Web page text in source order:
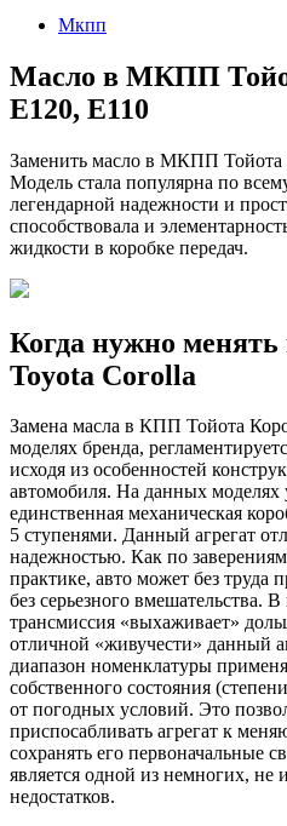
Мкпп
Масло в МКПП
E120, E110
Заменить масло в МКПП Тойота
Модель стала популярна по
легендарной надежности и
способствовала и
жидкости в коробке передач.
Когда нужно
Toyota Corolla
Замена масла в КПП Тойота
моделях бренда,
исходя из особенностей
автомобиля. На данных моделях
единственная механическая
5 ступенями. Данный агрегат
надежностью. Как по
практике, авто может без труда
без серьезного вмешательства.
трансмиссия «выхаживает»
отличной «живучести» данный
диапазон номенклатуры
собственного состояния
от погодных условий. Это
приспосабливать агрегат к
сохранять его первоначальные
является одной из немногих,
недостатков.